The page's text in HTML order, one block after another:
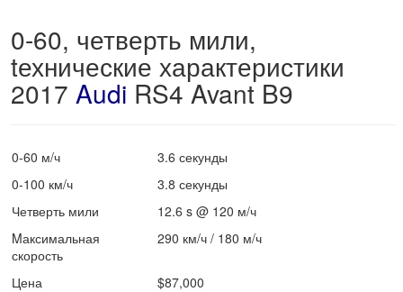
0-60, четверть мили,
tехнические характеристики
2017 Audi RS4 Avant B9
0-60 м/ч
3.6 секунды
0-100 км/ч
3.8 секунды
Четверть мили
12.6 s @ 120 м/ч
Mаксимальная
скорость
290 км/ч / 180 м/ч
Цена
$87,000